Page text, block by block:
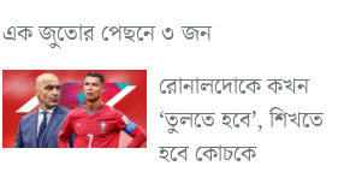
এক জুতোর পেছনে ৩ জন
রোনালদোকে কখন
‘তুলতে হবে’, শিখতে
হবে কোচকে